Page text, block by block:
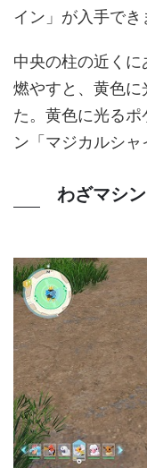
イン」が入手でき
中央の柱の近く
燃やすと、黄色に
た。黄色に光る
ン「マジカルシャ
わざマシ